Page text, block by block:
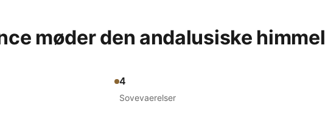
møder den andalusiske himmel
4
Sovevaerelser